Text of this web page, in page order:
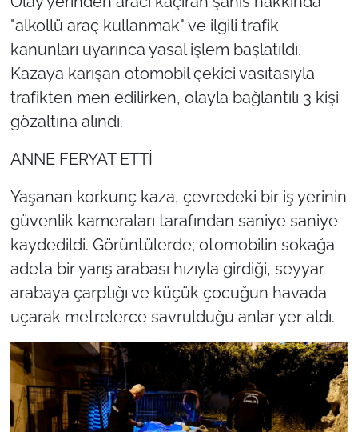
"alkollü araç kullanmak" ve ilgili trafik
kanunları uyarınca yasal işlem başlatıldı.
Kazaya karışan otomobil çekici vasıtasıyla
trafikten men edilirken, olayla bağlantılı 3 kişi
gözaltına alındı.
ANNE FERYAT ETTİ
Yaşanan korkunç kaza, çevredeki bir iş yerinin
güvenlik kameraları tarafından saniye saniye
kaydedildi. Görüntülerde; otomobilin sokağa
adeta bir yarış arabası hızıyla girdiği, seyyar
arabaya çarptığı ve küçük çocuğun havada
uçarak metrelerce savrulduğu anlar yer aldı.